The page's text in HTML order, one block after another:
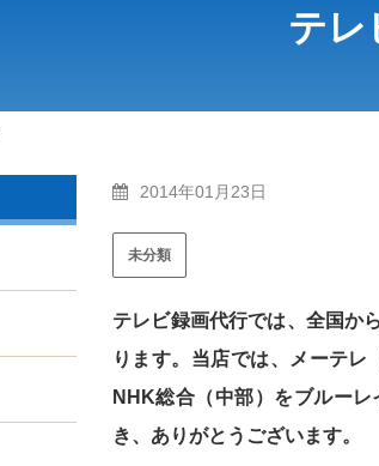
テレ
2014年01月23日
未分類
テレビ録画代行では、全国か
ります。当店では、メーテレ
NHK総合（中部）をブルー
き、ありがとうございます。